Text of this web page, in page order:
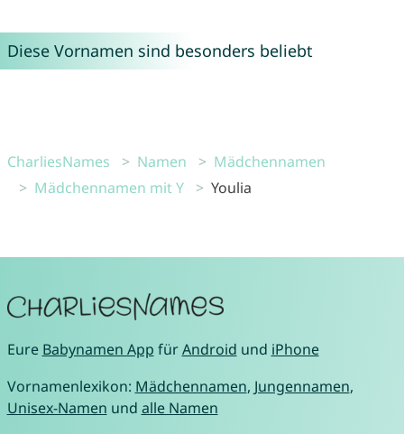
Diese Vornamen sind besonders beliebt
CharliesNames Namen
Mädchennamen
Mädchennamen mit Y
Youlia
Eure Babynamen App fürAndroid und iPhone
Vornamenlexikon: Mädchennamen, Jungennamen,
Unisex-Namen und alle Namen